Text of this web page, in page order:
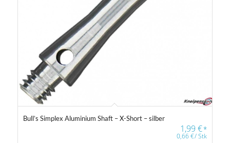
Bull’s Simplex Aluminium Shaft – X-Short – silber
1,99€*
0,66€/Stk